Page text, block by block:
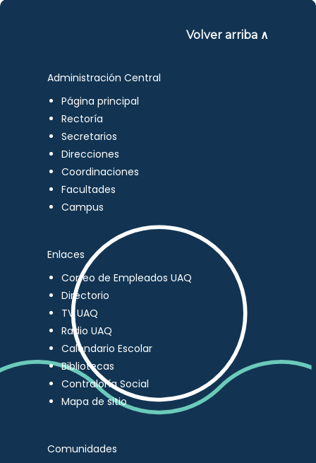
Volver arriba ∧
Administración Central
Página principal
Rectoría
Secretarios
Direcciones
Coordinaciones
Facultades
Campus
Enlaces
Correo de Empleados UAQ
Directorio
TV UAQ
Radio UAQ
Calendario Escolar
Bibliotecas
Contraloría Social
Mapa de sitio
Comunidades